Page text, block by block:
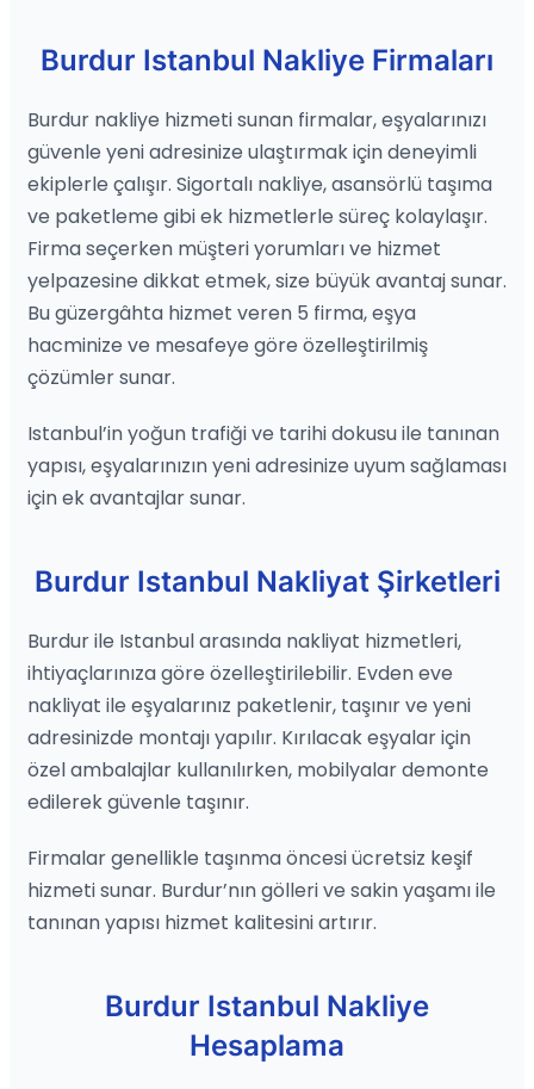
Burdur Istanbul Nakliye Firmaları
Burdur nakliye hizmeti sunan firmalar, eşyalarınızı
güvenle yeni adresinize ulaştırmak için deneyimli
ekiplerle çalışır. Sigortalı nakliye, asansörlü taşıma
ve paketleme gibi ek hizmetlerle süreç kolaylaşır.
Firma seçerken müşteri yorumları ve hizmet
yelpazesine dikkat etmek, size büyük avantaj sunar.
Bu güzergâhta hizmet veren 5 firma, eşya
hacminize ve mesafeye göre özelleştirilmiş
çözümler sunar.
Istanbul’in yoğun trafiği ve tarihi dokusu ile tanınan
yapısı, eşyalarınızın yeni adresinize uyum sağlaması
için ek avantajlar sunar.
Burdur Istanbul Nakliyat Şirketleri
Burdur ile Istanbul arasında nakliyat hizmetleri,
ihtiyaçlarınıza göre özelleştirilebilir. Evden eve
nakliyat ile eşyalarınız paketlenir, taşınır ve yeni
adresinizde montajı yapılır. Kırılacak eşyalar için
özel ambalajlar kullanılırken, mobilyalar demonte
edilerek güvenle taşınır.
Firmalar genellikle taşınma öncesi ücretsiz keşif
hizmeti sunar. Burdur’nın gölleri ve sakin yaşamı ile
tanınan yapısı hizmet kalitesini artırır.
Burdur Istanbul Nakliye
Hesaplama